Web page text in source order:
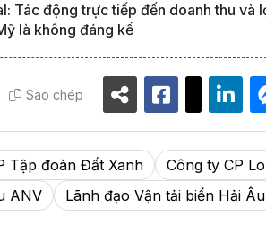
Tác động trực tiếp đến doanh thu và
là không đáng kể
Sao chép
Tập đoàn Đất Xanh Công ty CP
ANV
Lãnh đạo Vận tải biển Hải Âu